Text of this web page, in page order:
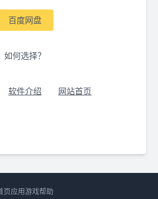
百度网盘
如何选择？
软件介绍 网站首页
页应用游戏帮助